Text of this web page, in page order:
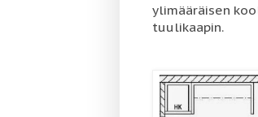
ylimääräisen
tuulikaapin.